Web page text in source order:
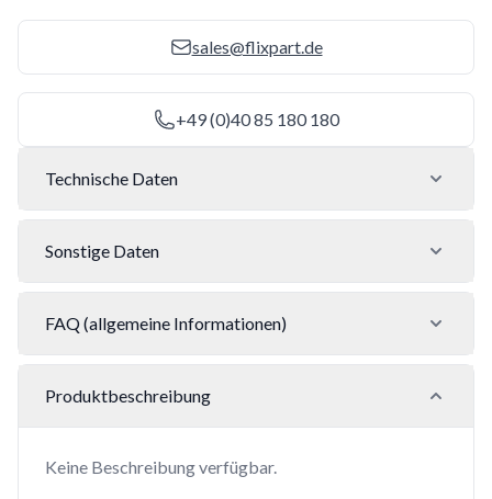
sales@flixpart.de
+49 (0)40 85 180 180
Technische Daten
Sonstige Daten
FAQ (allgemeine Informationen)
Produktbeschreibung
Keine Beschreibung verfügbar.